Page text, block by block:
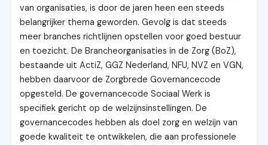
van organisaties, is door de jaren heen een steeds
belangrijker thema geworden. Gevolg is dat steeds
meer branches richtlijnen opstellen voor goed bestuur
en toezicht. De Brancheorganisaties in de Zorg (BoZ),
bestaande uit ActiZ, GGZ Nederland, NFU, NVZ en VGN,
hebben daarvoor de Zorgbrede Governancecode
opgesteld. De governancecode Sociaal Werk is
specifiek gericht op de welzijnsinstellingen. De
governancecodes hebben als doel zorg en welzijn van
goede kwaliteit te ontwikkelen, die aan professionele